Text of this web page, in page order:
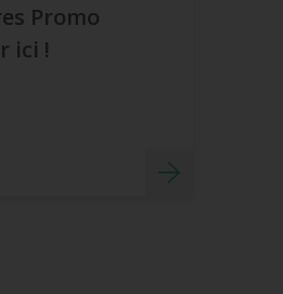
Promo
ici !